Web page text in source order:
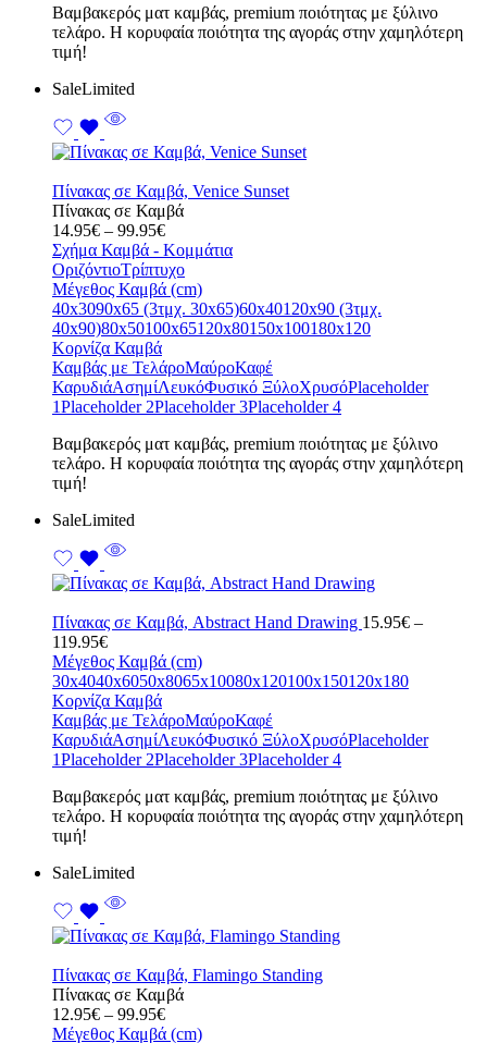
Bαμβακερός ματ καμβάς, premium ποιότητας με ξύλινο
τελάρο. Η κορυφαία ποιότητα της αγοράς στην χαμηλότερη
τιμή!
SaleLimited
Πίνακας σε Καμβά, Venice Sunset
Πίνακας σε Καμβά
14.95€ – 99.95€Price
range:
14.95€
through
99.95€
Σχήμα Καμβά - Κομμάτια
ΟριζόντιοΤρίπτυχο
Μέγεθος Καμβά (cm)
40x3090x65 (3τμχ. 30x65)60x40120x90 (3τμχ.
40x90)80x50100x65120x80150x100180x120
Κορνίζα Καμβά
Καμβάς με ΤελάροΜαύροΚαφέ
ΚαρυδιάΑσημίΛευκόΦυσικό ΞύλοΧρυσόPlaceholder
1Placeholder 2Placeholder 3Placeholder 4
Bαμβακερός ματ καμβάς, premium ποιότητας με ξύλινο
τελάρο. Η κορυφαία ποιότητα της αγοράς στην χαμηλότερη
τιμή!
SaleLimited
Πίνακας σε Καμβά, Abstract Hand Drawing 15.95€ –
119.95€Price
range:
15.95€
through
119.95€
Μέγεθος Καμβά (cm)
30x4040x6050x8065x10080x120100x150120x180
Κορνίζα Καμβά
Καμβάς με ΤελάροΜαύροΚαφέ
ΚαρυδιάΑσημίΛευκόΦυσικό ΞύλοΧρυσόPlaceholder
1Placeholder 2Placeholder 3Placeholder 4
Bαμβακερός ματ καμβάς, premium ποιότητας με ξύλινο
τελάρο. Η κορυφαία ποιότητα της αγοράς στην χαμηλότερη
τιμή!
SaleLimited
Πίνακας σε Καμβά, Flamingo Standing
Πίνακας σε Καμβά
12.95€ – 99.95€Price
range:
Μέγεθος Καμβά (cm)